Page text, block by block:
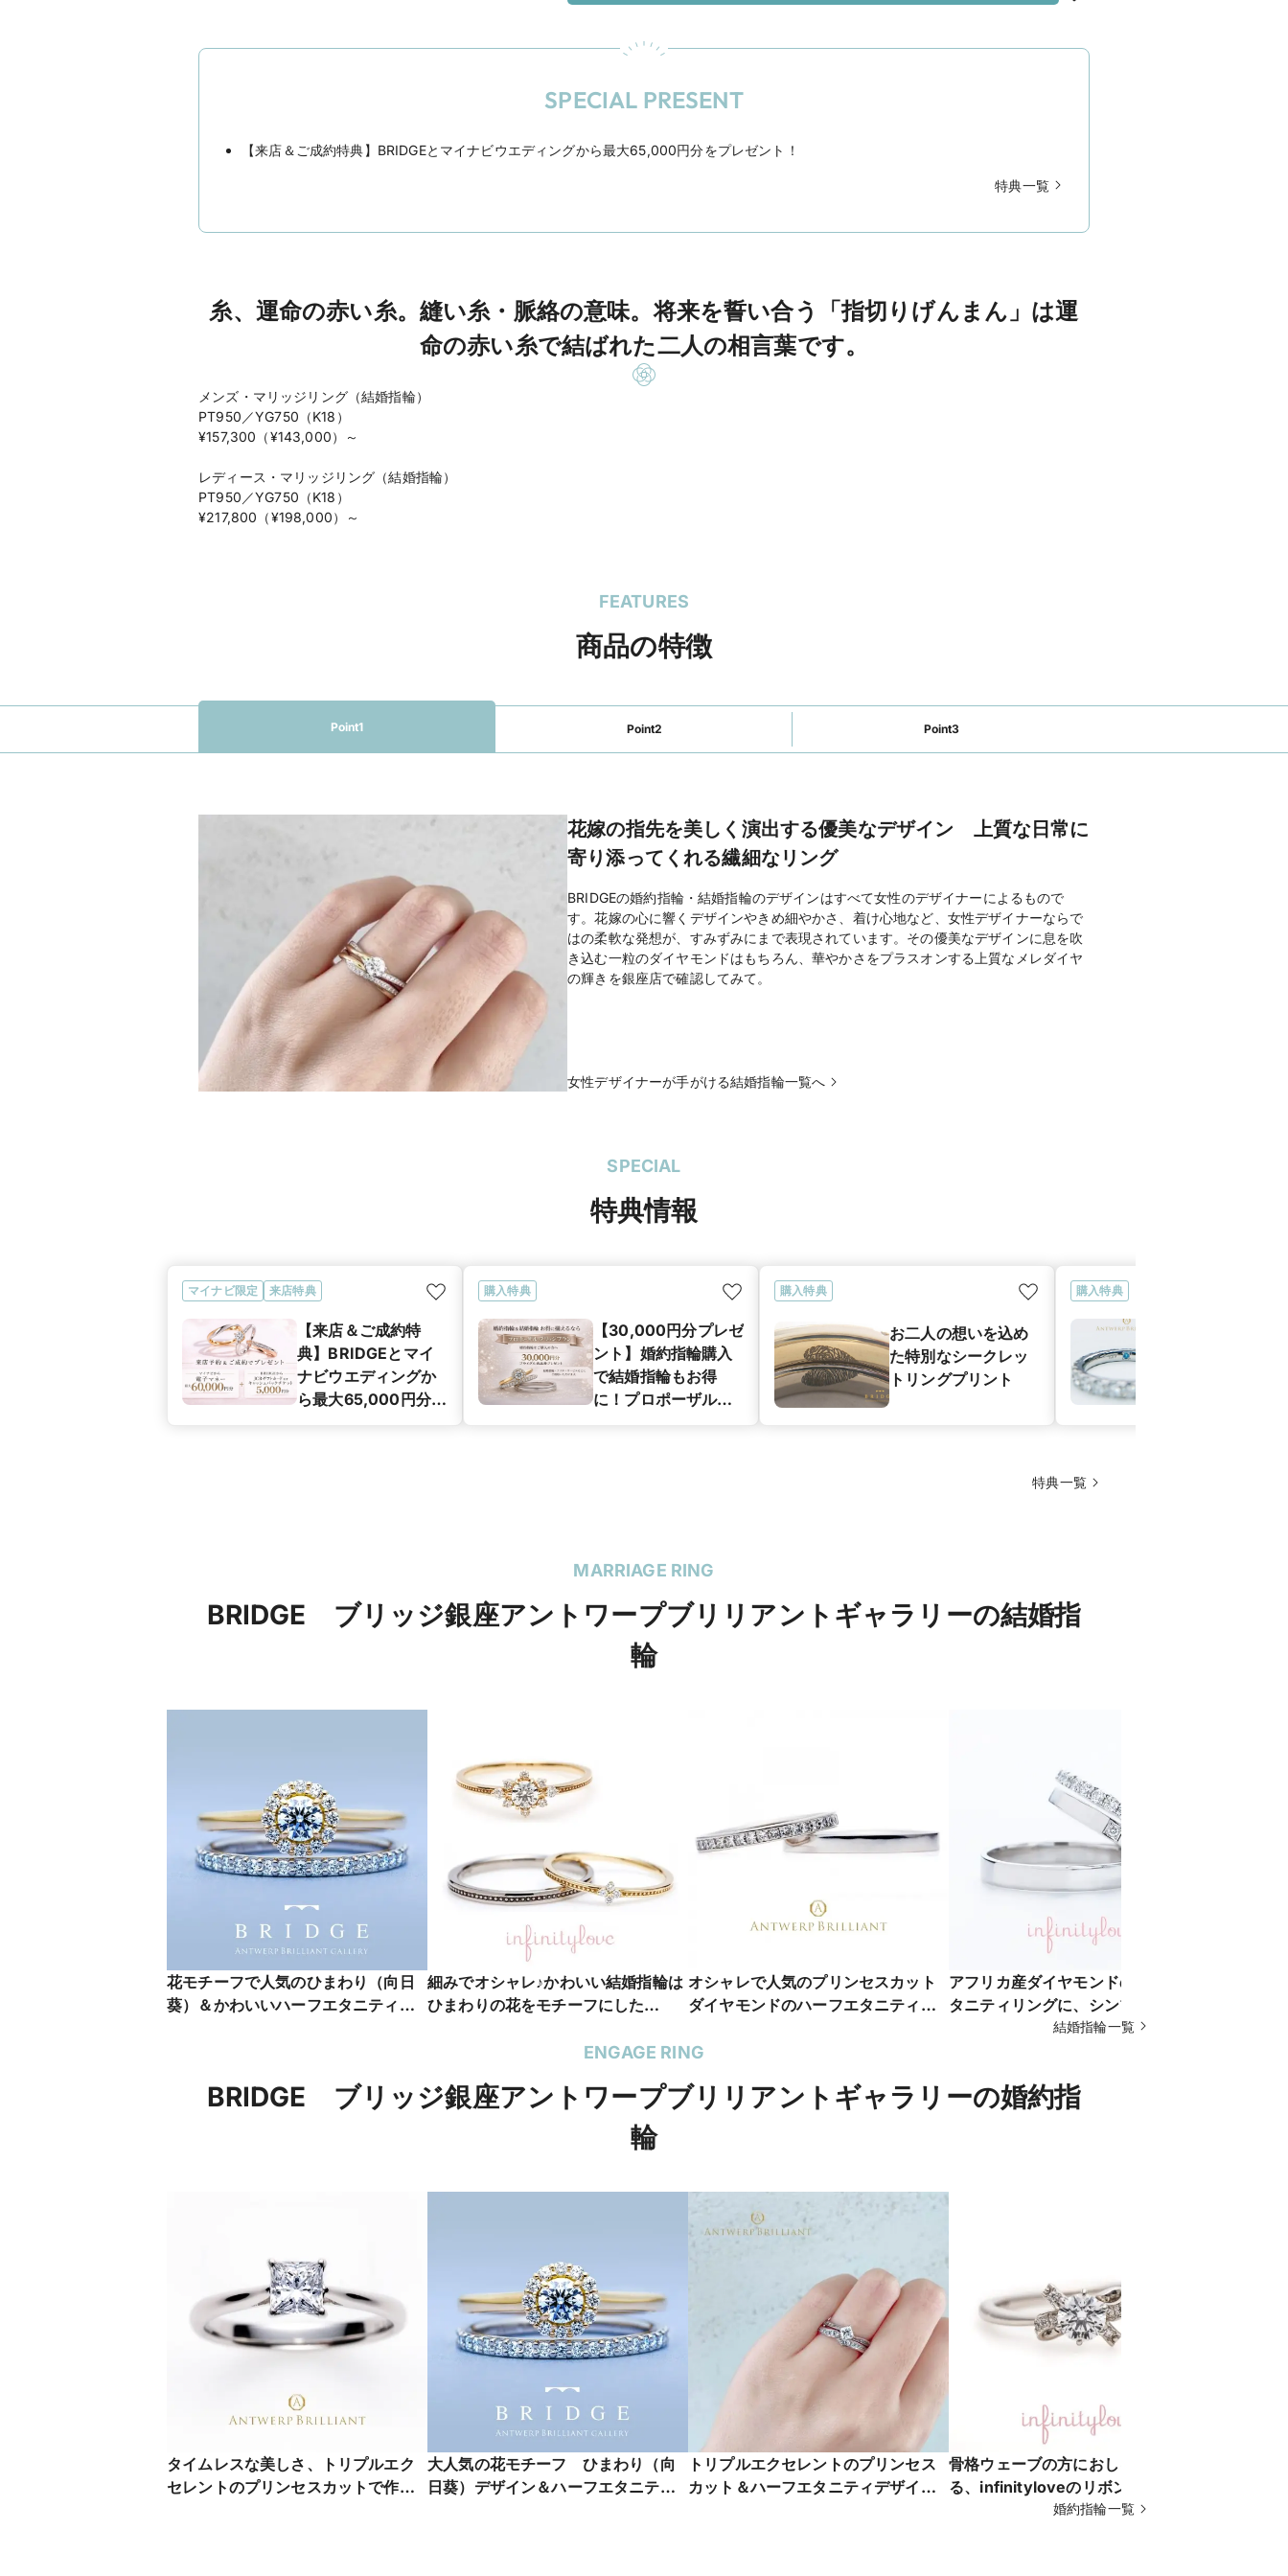
SPECIAL PRESENT
【来店＆ご成約特典】BRIDGEとマイナビウエディングから最大65,000円分をプレゼント！
特典一覧
糸、運命の赤い糸。縫い糸・脈絡の意味。将来を誓い合う「指切りげんまん」は運
命の赤い糸で結ばれた二人の相言葉です。
メンズ・マリッジリング（結婚指輪）
PT950／YG750（K18）
¥157,300（¥143,000）～
レディース・マリッジリング（結婚指輪）
PT950／YG750（K18）
¥217,800（¥198,000）～
FEATURES
商品の特徴
Point1 Point2 Point3
花嫁の指先を美しく演出する優美なデザイン 上質な日常に
寄り添ってくれる繊細なリング
BRIDGEの婚約指輪・結婚指輪のデザインはすべて女性のデザイナーによるもので
す。花嫁の心に響くデザインやきめ細やかさ、着け心地など、女性デザイナーならで
はの柔軟な発想が、すみずみにまで表現されています。その優美なデザインに息を吹
き込む一粒のダイヤモンドはもちろん、華やかさをプラスオンする上質なメレダイヤ
の輝きを銀座店で確認してみて。
女性デザイナーが手がける結婚指輪一覧へ
SPECIAL
特典情報
マイナビ限定 来店特典
【来店＆ご成約特
典】BRIDGEとマイ
ナビウエディングか
ら最大65,000円分を
購入特典
【30,000円分プレゼ
ント】婚約指輪購入
で結婚指輪もお得
に！プロポーザル・
購入特典
お二人の想いを込め
た特別なシークレッ
トリングプリント
購入特典
特典一覧
MARRIAGE RING
BRIDGE ブリッジ銀座アントワープブリリアントギャラリーの結婚指
輪
花モチーフで人気のひまわり（向日
葵）＆かわいいハーフエタニティリ
細みでオシャレ♪かわいい結婚指輪は
ひまわりの花をモチーフにした
オシャレで人気のプリンセスカット
ダイヤモンドのハーフエタニティが
アフリカ産ダイヤモンドのハーフエ
タニティリングに、シンプルでオ
シャレな平打ちデザインが人気
結婚指輪一覧
ENGAGE RING
BRIDGE ブリッジ銀座アントワープブリリアントギャラリーの婚約指
輪
タイムレスな美しさ、トリプルエク
セレントのプリンセスカットで作る
大人気の花モチーフ ひまわり（向
日葵）デザイン＆ハーフエタニティ
トリプルエクセレントのプリンセス
カット＆ハーフエタニティデザイン
骨格ウェーブの方におしゃれに決ま
る、infinityloveのリボンプラス
婚約指輪一覧